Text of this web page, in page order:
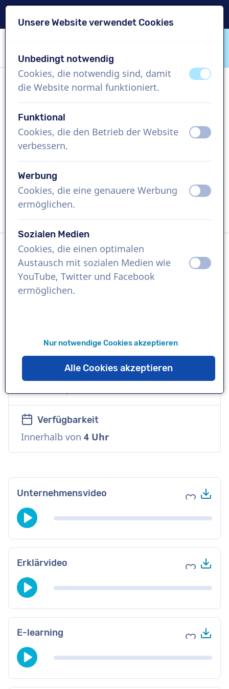
VoiceProductions
Christophe C
US$ 304,95
Imagefilm , 1 - 250 Wörter
Projekt erstellen
Kostenlose Demo anfordern
Sprache
Französisch
Sprecher
Kommerziell, Vielseitig, Zuverlässig,
Verfügbarkeit
Innerhalb von 4 Uhr
Unternehmensvideo Zu
Erklärvideo Zu
E-learning Zu
Unsere Website verwendet Cookies
Unbedingt notwendig
Cookies, die notwendig sind, damit
die Website normal funktioniert.
aus
an
Funktional
Cookies, die den Betrieb der Website
verbessern.
ausan
Werbung
Cookies, die eine genauere Werbung
ermöglichen.
ausan
Sozialen Medien
Cookies, die einen optimalen
Austausch mit sozialen Medien wie
YouTube, Twitter und Facebook
ermöglichen.
ausan
Nur notwendige Cookies akzeptieren
Alle Cookies akzeptieren